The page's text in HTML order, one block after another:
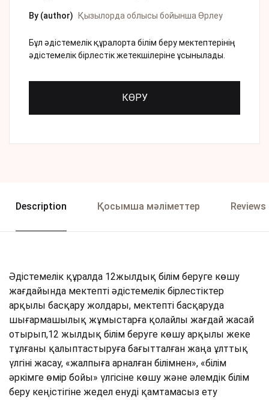
By (author) Қызылорда облысы бойынша Өрлеу
Бұл әдістемелік құралорта білім беру мектептерінің
әдістемелік бірлестік жетекшілеріне ұсынылады.
КӨРУ
Description Қосымша мәліметтер Reviews
Әдістемелік құралда 12жылдық білім беруге көшу
жағдайында мектепті әдістемелік бірлестіктер
арқылы басқару жолдары, мектепті басқаруда
шығармашылық жұмыстарға қолайлы жағдай жасай
отырып,12 жылдық білім беруге көшу арқылы жеке
тұлғаны қалыптастыруға бағытталған жаңа ұлттық
үлгіні жасау, «жалпыға арналған білімнен», «білім
әркімге өмір бойы» үлгісіне көшу және әлемдік білім
беру кеңістігіне жедел енуді қамтамасыз ету